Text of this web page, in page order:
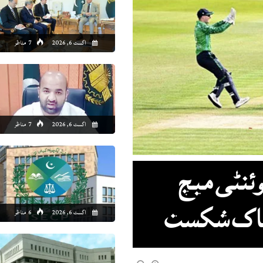
اگست 6, 2026 7 مناظر
اگست 6, 2026 7 مناظر
اگست 6, 2026 6 مناظر
میچ
ناک شکست
10:00
29°C
11:00
30°C
12:00
30°C 31°C 31°C
15:00
30°C